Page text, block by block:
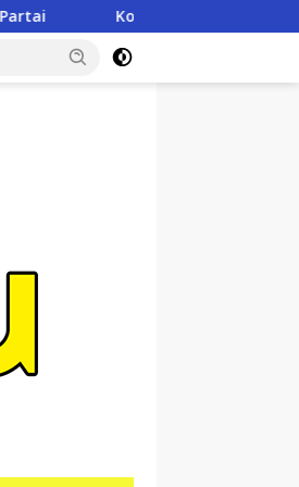
Gelar Syukuran Dan Doa Bersama